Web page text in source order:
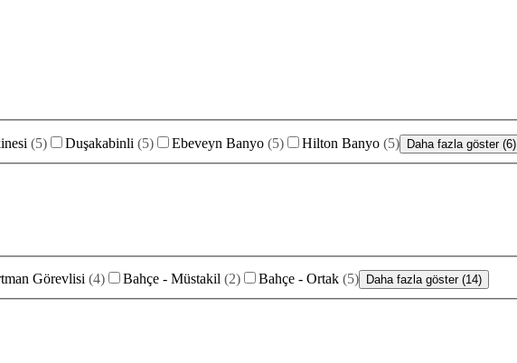
(5) Duşakabinli (5) Ebeveyn Banyo (5) Hilton Banyo (5) Daha fazla göster (6)
Görevlisi (4) Bahçe - Müstakil (2) Bahçe - Ortak (5) Daha fazla göster (14)